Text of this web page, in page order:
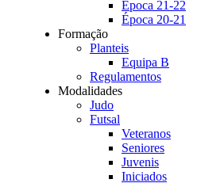
Época 21-22
Época 20-21
Formação
Planteis
Equipa B
Regulamentos
Modalidades
Judo
Futsal
Veteranos
Seniores
Juvenis
Iniciados